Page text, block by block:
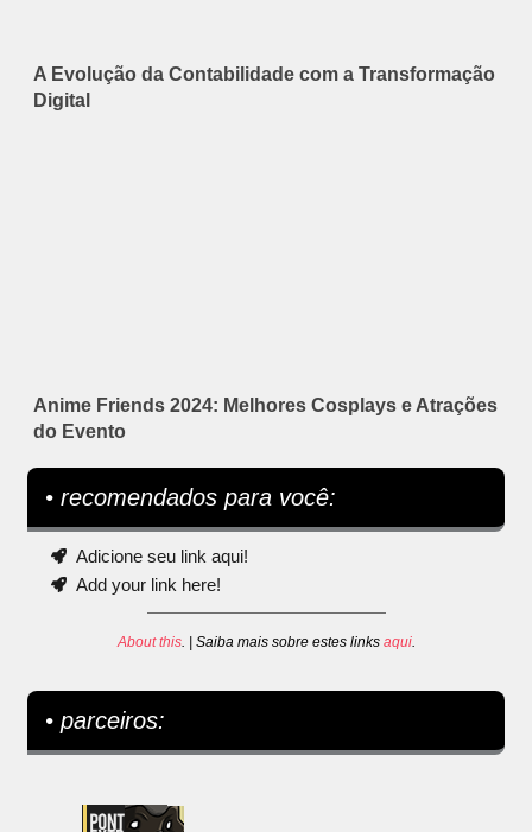
A Evolução da Contabilidade com a Transformação
Digital
Anime Friends 2024: Melhores Cosplays e Atrações
do Evento
• recomendados para você:
Adicione seu link aqui!
Add your link here!
About this. | Saiba mais sobre estes links aqui.
• parceiros: